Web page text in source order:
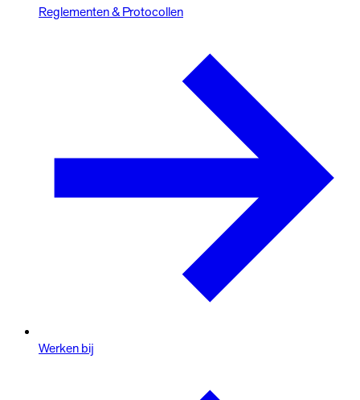
Reglementen & Protocollen
Werken bij